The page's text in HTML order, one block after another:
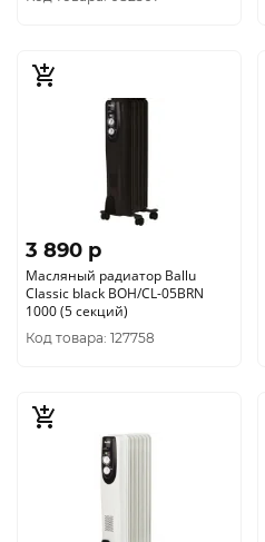
3 890 p
Масляный радиатор Ballu
Classic black BOH/CL-05BRN
1000 (5 секций)
Код товара: 127758